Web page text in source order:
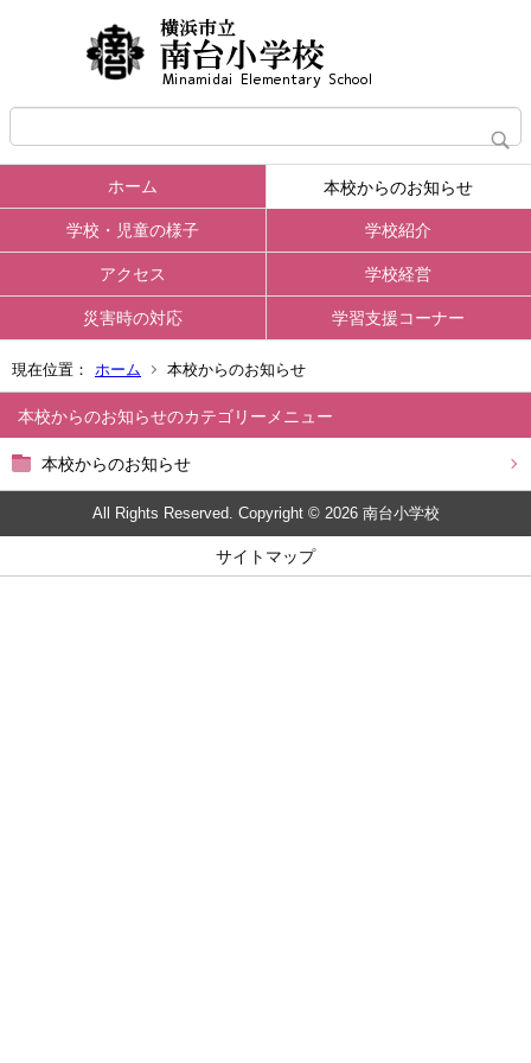
ホーム 本校からのお知らせ
学校・児童の様子 学校紹介
アクセス 学校経営
災害時の対応 学習支援コーナー
現在位置： ホーム 本校からのお知らせ
本校からのお知らせ
本校からのお知らせ
All Rights Reserved. Copyright © 2026 南台小学校
サイトマップ